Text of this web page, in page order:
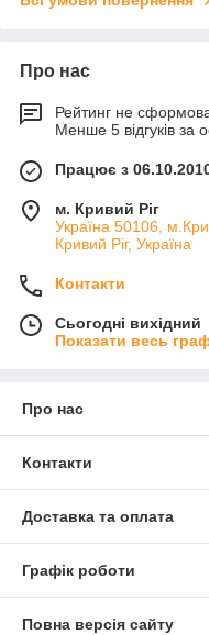
Про нас
Рейтинг не
Менше 5 відгуків за
Працює з
м. Кривий Ріг
Україна 50106,
Кривий Ріг, Україна
Контакти
Сьогодні вихідний
Показати весь
Про нас
Контакти
Доставка та оплата
Графік роботи
Повна версія сайту